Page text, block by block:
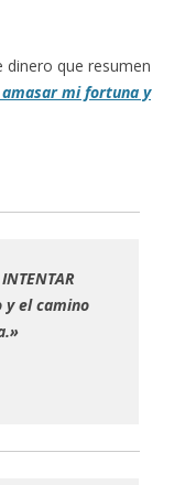
dinero que resumen
mi fortuna y
y el camino